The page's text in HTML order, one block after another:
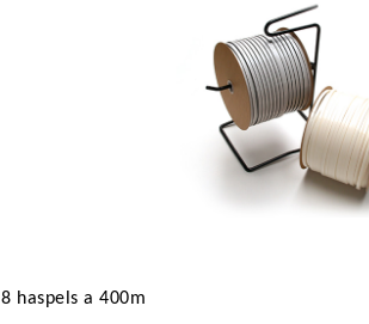
8 haspels a 400m